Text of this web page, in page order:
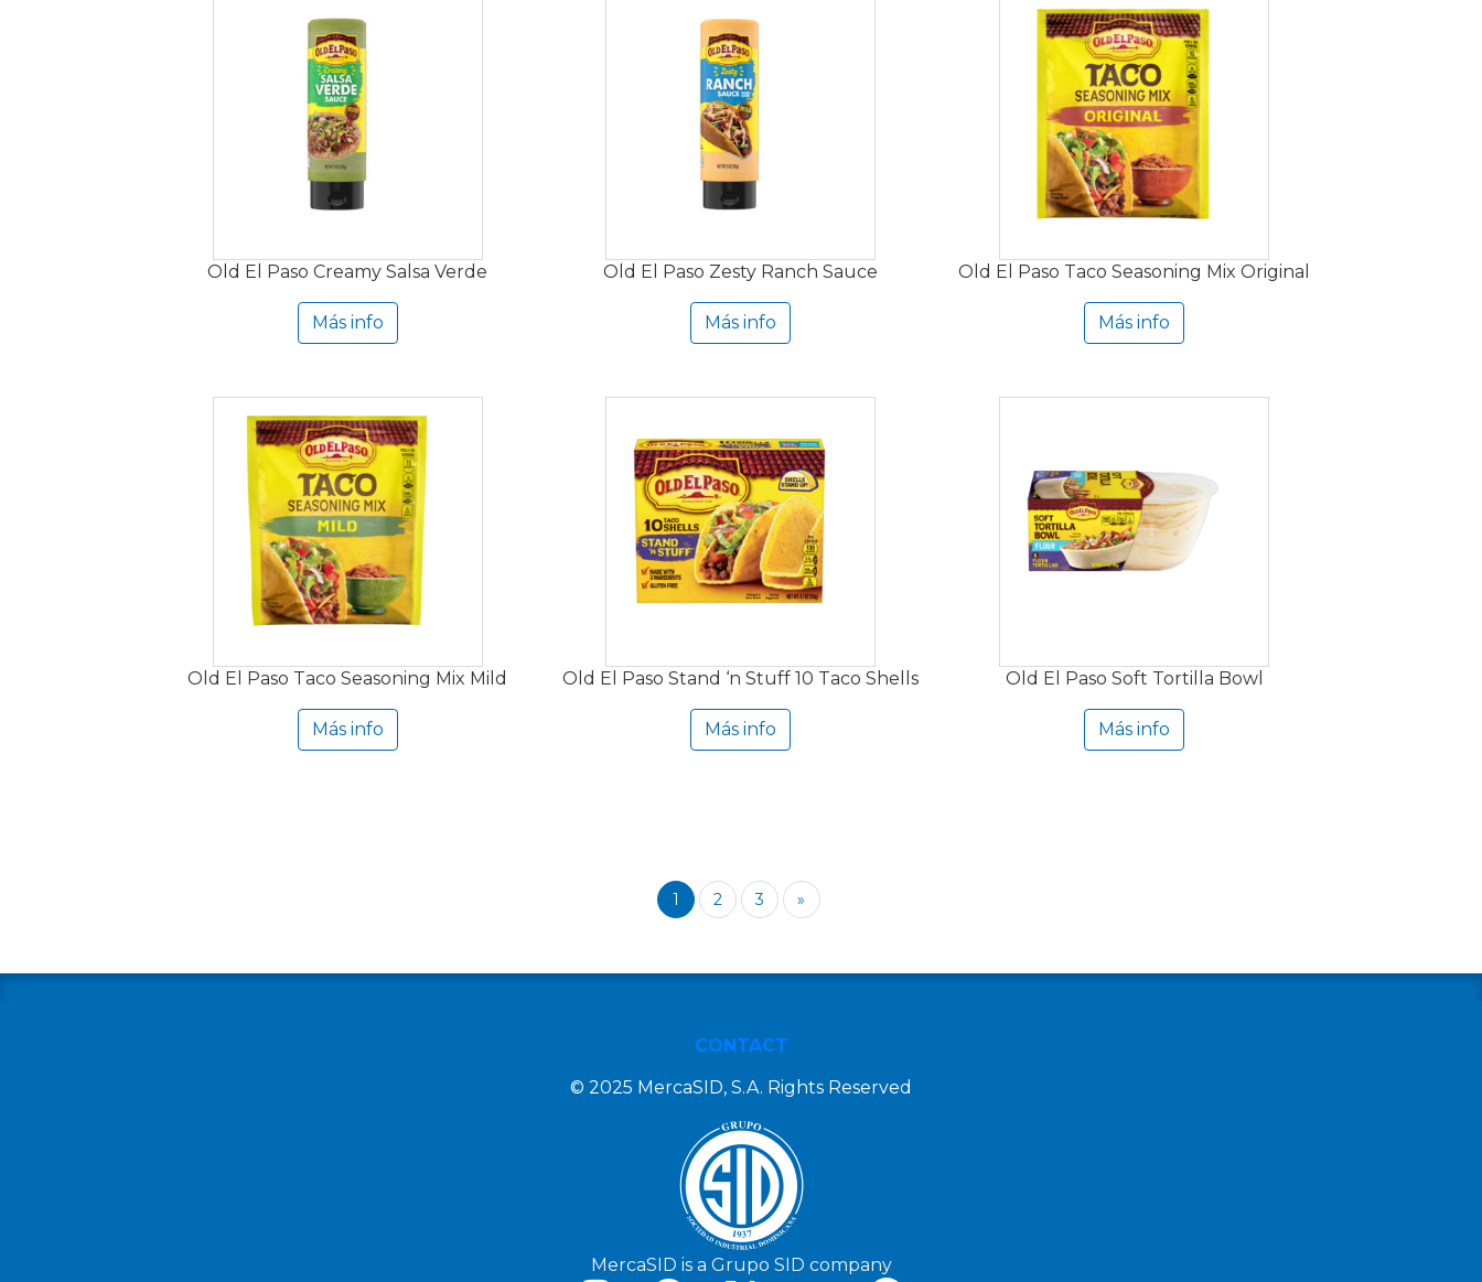
Old El Paso Creamy Salsa Verde
Más info
Old El Paso Zesty Ranch Sauce
Más info
Old El Paso Taco Seasoning Mix Original
Más info
Old El Paso Taco Seasoning Mix Mild
Más info
Old El Paso Stand ‘n Stuff 10 Taco Shells
Más info
Old El Paso Soft Tortilla Bowl
Más info
1 2 3 »
CONTACT
© 2025 MercaSID, S.A. Rights Reserved
MercaSID is a Grupo SID company